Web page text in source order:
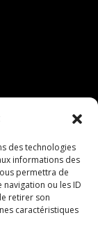
des technologies
informations des
permettra de
ou les ID
retirer son
caractéristiques